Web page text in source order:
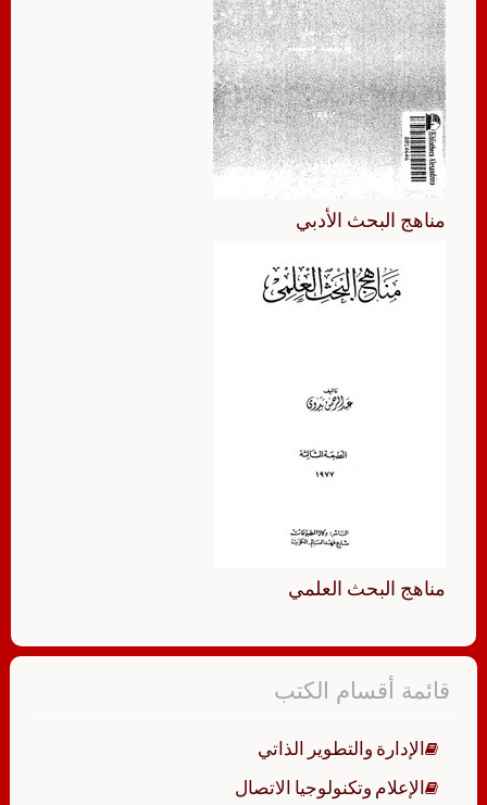
مناهج البحث الأدبي
مناهج البحث العلمي
قائمة أقسام الكتب
الإدارة والتطوير الذاتي
الإعلام وتكنولوجيا الاتصال